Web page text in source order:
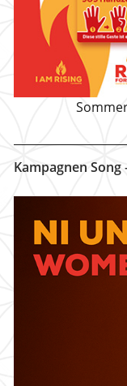
Kampagnen Song